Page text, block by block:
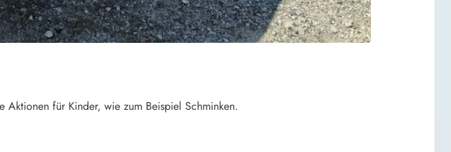
Aktionen für Kinder, wie zum Beispiel Schminken.